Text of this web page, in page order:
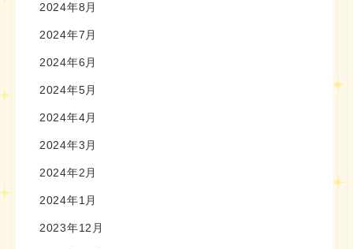
2024年8月
2024年7月
2024年6月
2024年5月
2024年4月
2024年3月
2024年2月
2024年1月
2023年12月